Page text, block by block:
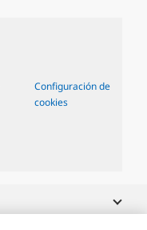
Configuración de
cookies